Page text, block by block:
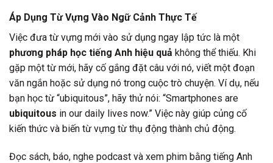
Áp Dụng Từ Vựng Vào Ngữ Cảnh Thực Tế
Việc đưa từ vựng mới vào sử dụng ngay lập tức là một
phương pháp học tiếng Anh hiệu quả không thể thiếu. Khi
gặp một từ mới, hãy cố gắng đặt câu với nó, viết một đoạn
văn ngắn hoặc sử dụng nó trong cuộc trò chuyện. Ví dụ, nếu
bạn học từ “ubiquitous”, hãy thử nói: “Smartphones are
ubiquitous in our daily lives now.” Việc này giúp củng cố
kiến thức và biến từ vựng từ thụ động thành chủ động.
Đọc sách, báo, nghe podcast và xem phim bằng tiếng Anh